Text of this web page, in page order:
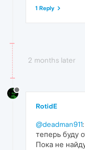
1 Reply
2 months later
RotidE
@deadman911
теперь буду
Пока не